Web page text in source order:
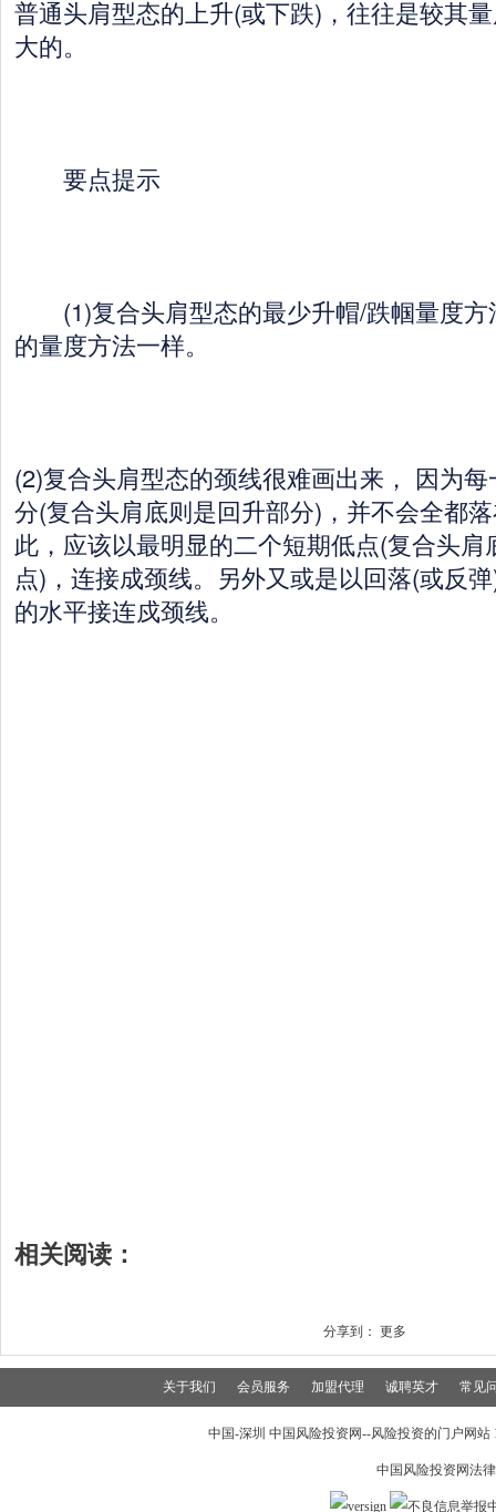
普通头肩型态的上升(或下跌)，往往是较其
大的。
要点提示
(1)复合头肩型态的最少升帽/跌帼量度方
的量度方法一样。
(2)复合头肩型态的颈线很难画出来， 因为
分(复合头肩底则是回升部分)，并不会全都
此，应该以最明显的二个短期低点(复合头肩
点)，连接成颈线。另外又或是以回落(或反
的水平接连戍颈线。
相关阅读：
分享到： 更多
关于我们 会员服务 加盟代理 诚聘英才 常见
中国-深圳 中国风险投资网--风险投资的门户网
中国风险投资网法